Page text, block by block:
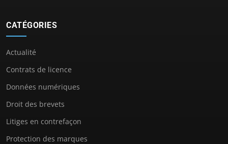
CATÉGORIES
Actualité
Contrats de licence
Données numériques
Droit des brevets
Litiges en contrefaçon
Protection des marques